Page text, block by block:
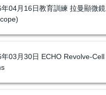
04月16日教育訓練 拉曼顯微鏡
03月30日 ECHO Revolve-Cell